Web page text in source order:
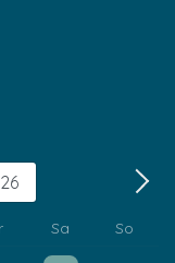
Jahr
Sa So